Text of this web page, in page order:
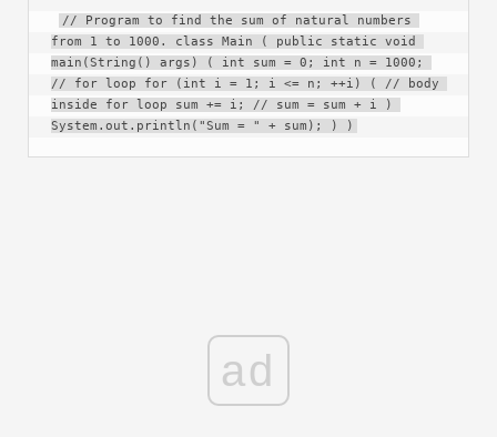
// Program to find the sum of natural numbers
from 1 to 1000. class Main ( public static void
main(String() args) ( int sum = 0; int n = 1000;
// for loop for (int i = 1; i <= n; ++i) ( // body
inside for loop sum += i; // sum = sum + i )
System.out.println("Sum = " + sum); ) )
ad